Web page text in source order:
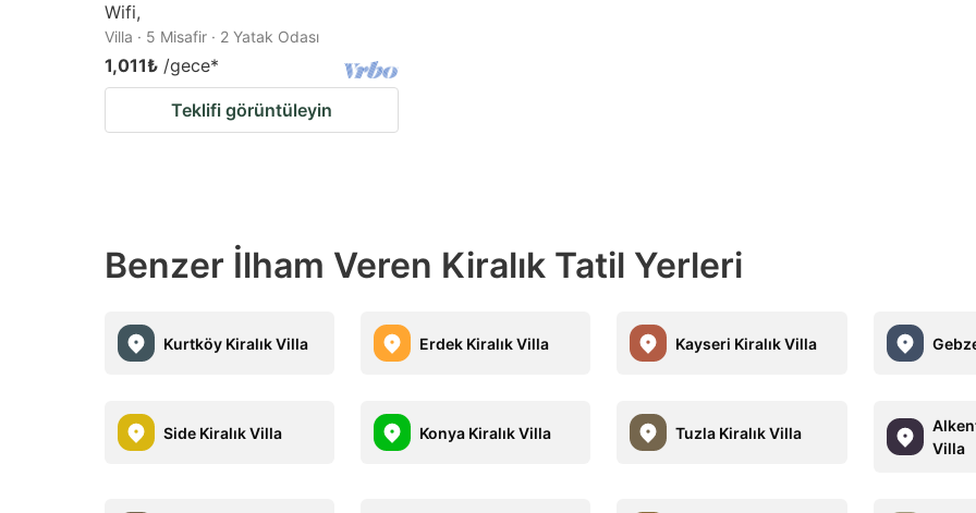
Wifi,
Villa · 5 Misafir · 2 Yatak Odası
1,011₺ /gece*
Teklifi görüntüleyin
Benzer İlham Veren Kiralık Tatil Yerleri
Kurtköy Kiralık Villa Erdek Kiralık Villa Kayseri Kiralık Villa
Side Kiralık Villa Konya Kiralık Villa Tuzla Kiralık Villa
Villa